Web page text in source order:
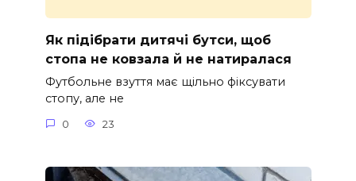
Як підібрати дитячі бутси, щоб
стопа не ковзала й не натиралася
Футбольне взуття має щільно фіксувати
стопу, але не
0 23